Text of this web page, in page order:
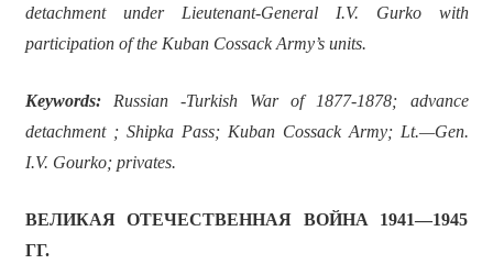
detachment under Lieutenant-General I.V. Gurko with
participation of the Kuban Cossack Army’s units.
Keywords:Russian -Turkish War of 1877-1878; advance
detachment ; Shipka Pass; Kuban Cossack Army; Lt.—Gen.
I.V. Gourko; privates.
ВЕЛИКАЯ ОТЕЧЕСТВЕННАЯ ВОЙНА 1941—1945
ГГ.